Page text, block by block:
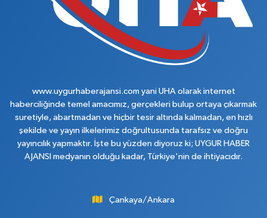
www.uygurhaberajansi.com yani UHA olarak internet
haberciliğinde temel amacımız, gerçekleri bulup ortaya çıkarmak
suretiyle, abartmadan ve hiçbir tesir altında kalmadan, en hızlı
şekilde ve yayın ilkelerimiz doğrultusunda tarafsız ve doğru
yayıncılık yapmaktır. İşte bu yüzden diyoruz ki; UYGUR HABER
AJANSI medyanın olduğu kadar, Türkiye'nin de ihtiyacıdır.
Çankaya/Ankara